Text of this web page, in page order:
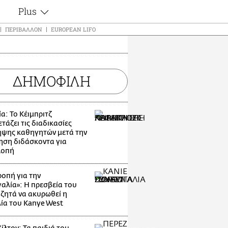
Plus
Θέματα
Videos
Αφιερώματα
Ζώδια
Εξομολογήσεις
Οι Αθηναίοι
Απώλειες
ΠΕΡΙΒΆΛΛΟΝ EUROPEAN LIFO
ΔΗΜΟΦΙΛΗ
Το Κέιμπριτζ
τις διαδικασίες
καθηγητών μετά την
διδάσκοντα για
για την
Η πρεσβεία του
να ακυρωθεί η
του Kanye West